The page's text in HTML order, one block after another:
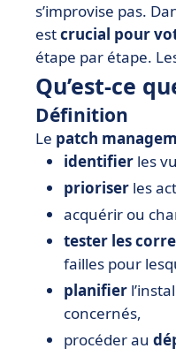
• Outils et
• Investir dans
s’improvise pas.
estcrucial pour
étape par étape.
Qu’est-ce
Définition
Le patch
identifier les
prioriser les
acquérir ou
tester les
failles pour
planifier
concernés,
procéder au